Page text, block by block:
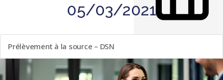
05/03/2021
Prélèvement à la source – DSN